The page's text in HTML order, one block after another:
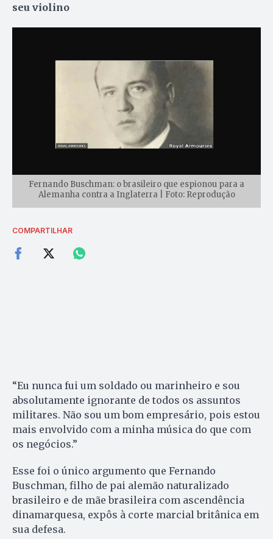
seu violino
Fernando Buschman: o brasileiro que espionou para a
Alemanha contra a Inglaterra | Foto: Reprodução
COMPARTILHAR
“Eu nunca fui um soldado ou marinheiro e sou
absolutamente ignorante de todos os assuntos
militares. Não sou um bom empresário, pois estou
mais envolvido com a minha música do que com
os negócios.”
Esse foi o único argumento que Fernando
Buschman, filho de pai alemão naturalizado
brasileiro e de mãe brasileira com ascendência
dinamarquesa, expôs à corte marcial britânica em
sua defesa.